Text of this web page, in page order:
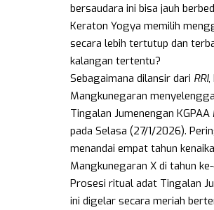
bersaudara ini bisa jauh
Keraton Yogya memilih
secara lebih tertutup dan
kalangan tertentu?
Sebagaimana dilansir dari RRI,
Mangkunegaran
Tingalan Jumenengan
pada Selasa (27/1/2026).
menandai empat tahun
Mangkunegaran X di tahun
Prosesi ritual adat Tingalan
ini digelar secara meriah